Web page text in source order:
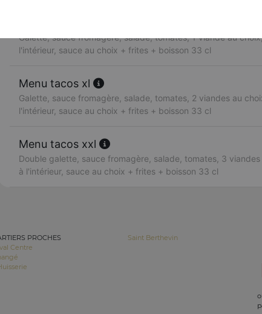
Galette, sauce fromagère, salade, tomates, 1 viande au
l'intérieur, sauce au choix + frites + boisson 33 cl
Menu tacos xl
Galette, sauce fromagère, salade, tomates, 2 viandes au
l'intérieur, sauce au choix + frites + boisson 33 cl
Menu tacos xxl
Double galette, sauce fromagère, salade, tomates, 3
à l'intérieur, sauce au choix + frites + boisson 33 cl
PROCHES
Centre
Saint Berthevin